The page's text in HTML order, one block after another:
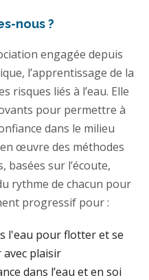
nous ?
engagée depuis
l’apprentissage de la
risques liés à l’eau. Elle
pour permettre à
dans le milieu
œuvre des méthodes
basées sur l’écoute,
rythme de chacun pour
progressif pour :
l'eau pour flotter et se
avec plaisir
dans l’eau et en soi